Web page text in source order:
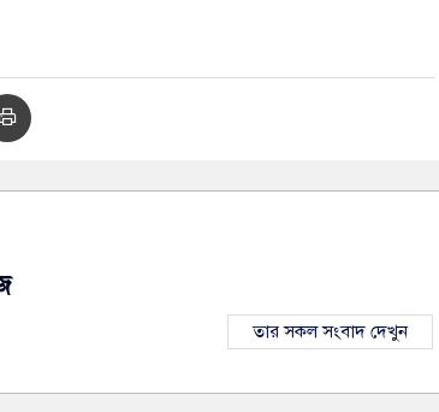
তার সকল সংবাদ দেখুন